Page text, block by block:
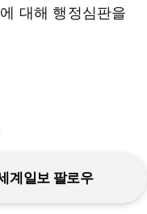
대해 행정심판을
계일보 팔로우